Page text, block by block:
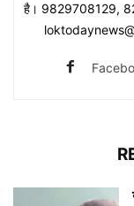
है। 9829708129,